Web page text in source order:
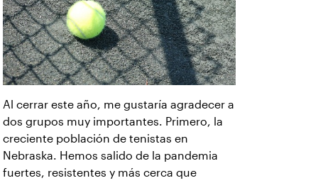
Al cerrar este año, me gustaría agradecer a
dos grupos muy importantes. Primero, la
creciente población de tenistas en
Nebraska. Hemos salido de la pandemia
fuertes, resistentes y más cerca que